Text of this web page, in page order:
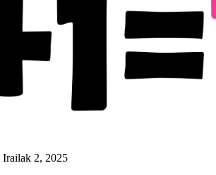
Irailak 2, 2025